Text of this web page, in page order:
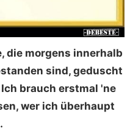
die morgens innerhalb
sind, geduscht
brauch erstmal 'ne
wer ich überhaupt